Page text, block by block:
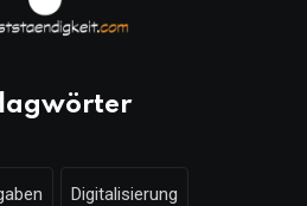
Digitalisierung